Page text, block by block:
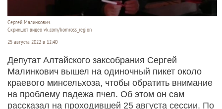
Сергей Малинкович.
Скриншот видео vk.com/komross_region
25 августа 2022 в 12:40
Депутат Алтайского заксобрания Сергей
Малинкович вышел на одиночный пикет около
краевого минсельхоза, чтобы обратить внимание
на проблему падежа пчел. Об этом он сам
рассказал на проходившей 25 августа сессии. По